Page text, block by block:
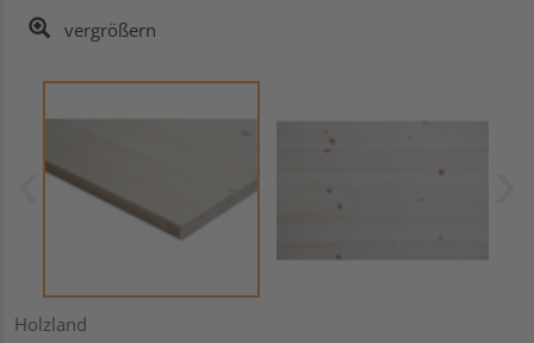
vergrößern
Holzland